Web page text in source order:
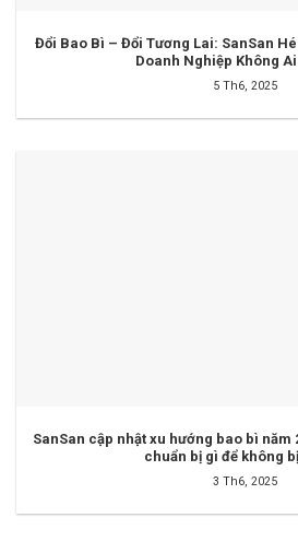
Đổi Bao Bì – Đổi Tương Lai: SanSan
Doanh Nghiệp Không
5 Th6, 2025
SanSan cập nhật xu hướng bao bì năm
chuẩn bị gì để không
3 Th6, 2025